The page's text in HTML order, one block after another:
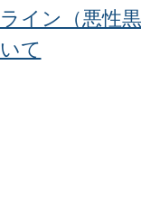
ライン（悪性
いて